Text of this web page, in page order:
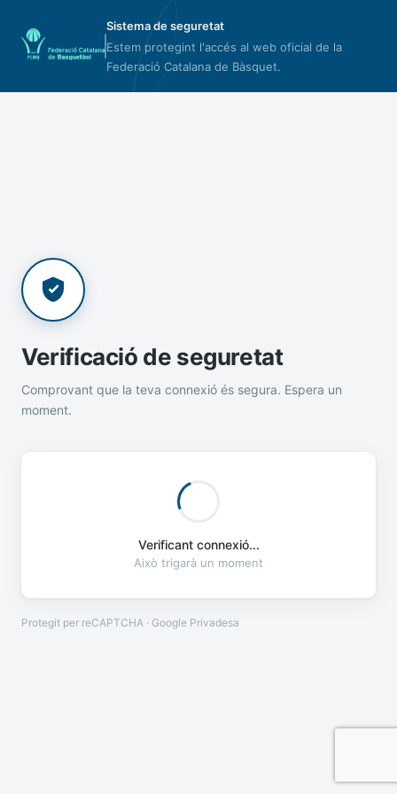
Sistema de seguretat
Estem protegint l'accés al web oficial de la
Federació Catalana de Bàsquet.
Verificació de seguretat
Comprovant que la teva connexió és segura. Espera un
moment.
Verificant connexió...
Això trigarà un moment
Protegit per reCAPTCHA · Google Privadesa